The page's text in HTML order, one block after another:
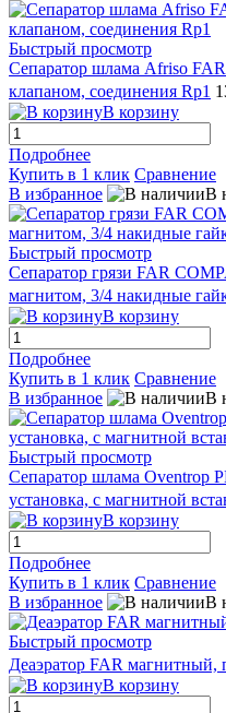
Быстрый просмотр
Сепаратор шлама Afriso
клапаном, соединения Rp1
В корзину
Подробнее
Купить в 1 клик Сравнение
В избранное
В
Быстрый просмотр
Сепаратор грязи FAR
магнитом, 3/4 накидные
В корзину
Подробнее
Купить в 1 клик Сравнение
В избранное
В
Быстрый просмотр
Сепаратор шлама Oventrop
установка, с магнитной
В корзину
Подробнее
Купить в 1 клик Сравнение
В избранное
В
Быстрый просмотр
Деаэратор FAR
В корзину